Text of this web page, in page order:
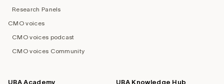
Research Panels
CMO voices
CMO voices podcast
CMO voices Community
UBA Academy UBA Knowledge Hub